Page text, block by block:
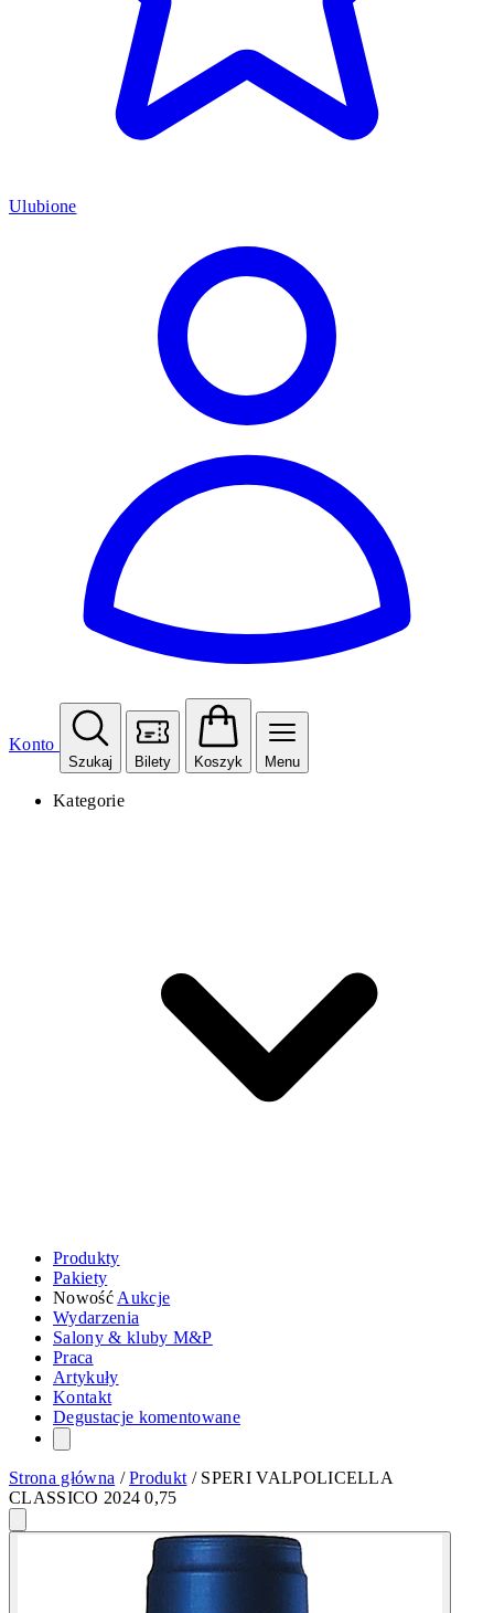
Ulubione
Konto
Szukaj Bilety Koszyk Menu
Kategorie
Produkty
Pakiety
Nowość Aukcje
Wydarzenia
Salony & kluby M&P
Praca
Artykuły
Kontakt
Degustacje komentowane
Strona główna /Produkt / SPERI VALPOLICELLA
CLASSICO 2024 0,75